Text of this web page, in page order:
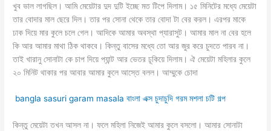
খুব ভাল লাগছিল। আমি মেয়েটার দুদ দুটি ইচ্ছে মত টিপে দিলাম। ১৫ মিনিটের মধ্যে মেয়েটা
তার বোদার মাল ছেরে দিল। তার পর সোনা থেকে তার বোদা টা বের করল। এরপর মাকে
ঢাক দিয়ে মার কুলে চলে গেল। আদিকে আমার অবস্থা প্যারাসুট। আমার মাল না বের হলে
কি আর আমার মাথা ঠিক থাকবে। কিন্তু বাসের মধ্যে তো আর জুর করে চুদতে পারব না।
তাই খারানু সোনাটা কে চাপ দিয়ে প্যান্ট আর ভেতর ঢূকিয়ে দিলাম। ঐ মেয়েটা মহিলার কুলে
২০ মিনিট থাকার পর আবার আমার কুলে আস্তে বলল। আম্মুকে চোদা
bangla sasuri garam masala বাংলা এক্স চুদাচুদি গরম মশলা চটি গল্প
কিন্তু মেয়েটা তখন আসল না। ফলে মহিলা নিজেই আমার কুলে বসলো। আমার সোনাটা